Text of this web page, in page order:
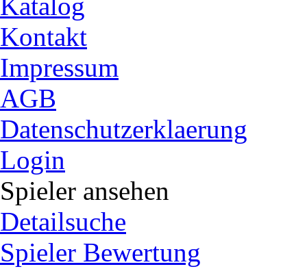
Kontakt
Impressum
AGB
Datenschutzerklaerung
Login
Spieler ansehen
Detailsuche
Spieler Bewertung